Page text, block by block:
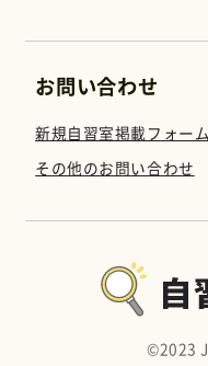
お問い合わせ
新規自習室掲載フォーム
その他のお問い合わせ
©︎2023